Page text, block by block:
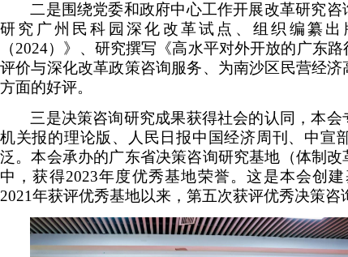
二是围绕党委和政府中心工作开展改革研究
研究广州民科园深化改革试点、组织编纂
（2024）》、研究撰写《高水平对外开放的广东
评价与深化改革政策咨询服务、为南沙区民营经
方面的好评。
三是决策咨询研究成果获得社会的认同，本
机关报的理论版、人民日报中国经济周刊、中宣
泛。本会承办的广东省决策咨询研究基地（体制
中，获得2023年度优秀基地荣誉。这是本会创
2021年获评优秀基地以来，第五次获评优秀决策咨